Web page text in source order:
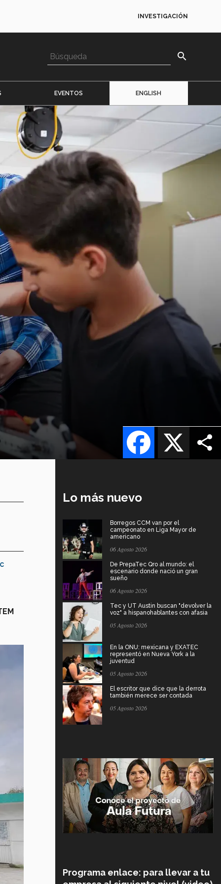
INVESTIGACIÓN
search
EVENTOS ENGLISH
X
Facebook
Lo más nuevo
Borregos CCM van por el
campeonato en Liga Mayor de
americano
06 Agosto 2026
De PrepaTec Qro al mundo: el
escenario donde nació un gran
sueño
06 Agosto 2026
Tec y UT Austin buscan "devolver la
voz" a hispanohablantes con afasia
05 Agosto 2026
En la ONU: mexicana y EXATEC
representó en Nueva York a la
juventud
05 Agosto 2026
El escritor que dice que la derrota
también merece ser contada
05 Agosto 2026
Programa enlace: para llevar a tu